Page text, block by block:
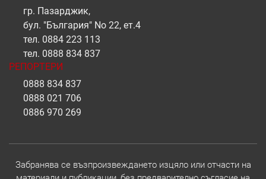
гр. Пазарджик,
бул. "България" No 22, ет.4
тел. 0884 223 113
тел. 0888 834 837
РЕПОРТЕРИ
0888 834 837
0888 021 706
0886 970 269
Забранява се възпроизвеждането изцяло или отчасти на